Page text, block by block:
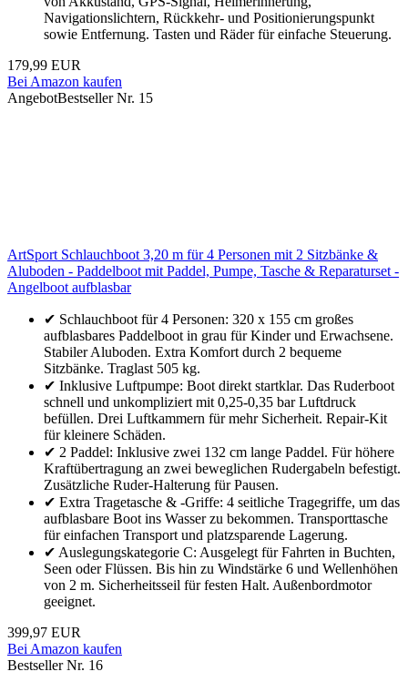
Navigationslichtern, Rückkehr- und Positionierungspunkt
sowie Entfernung. Tasten und Räder für einfache Steuerung.
179,99 EUR
Bei Amazon kaufen
AngebotBestseller Nr. 15
ArtSport Schlauchboot 3,20 m für 4 Personen mit 2 Sitzbänke &
Aluboden - Paddelboot mit Paddel, Pumpe, Tasche & Reparaturset -
Angelboot aufblasbar
✔ Schlauchboot für 4 Personen: 320 x 155 cm großes
aufblasbares Paddelboot in grau für Kinder und Erwachsene.
Stabiler Aluboden. Extra Komfort durch 2 bequeme
Sitzbänke. Traglast 505 kg.
✔ Inklusive Luftpumpe: Boot direkt startklar. Das Ruderboot
schnell und unkompliziert mit 0,25-0,35 bar Luftdruck
befüllen. Drei Luftkammern für mehr Sicherheit. Repair-Kit
für kleinere Schäden.
✔ 2 Paddel: Inklusive zwei 132 cm lange Paddel. Für höhere
Kraftübertragung an zwei beweglichen Rudergabeln befestigt.
Zusätzliche Ruder-Halterung für Pausen.
✔ Extra Tragetasche & -Griffe: 4 seitliche Tragegriffe, um das
aufblasbare Boot ins Wasser zu bekommen. Transporttasche
für einfachen Transport und platzsparende Lagerung.
✔ Auslegungskategorie C: Ausgelegt für Fahrten in Buchten,
Seen oder Flüssen. Bis hin zu Windstärke 6 und Wellenhöhen
von 2 m. Sicherheitsseil für festen Halt. Außenbordmotor
geeignet.
399,97 EUR
Bei Amazon kaufen
Bestseller Nr. 16